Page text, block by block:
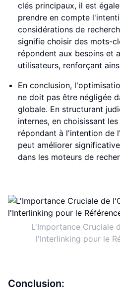
clés principaux, il est
prendre en compte
considérations de
signifie choisir des mots-
répondent aux besoins et
utilisateurs, renforçant
En conclusion,
ne doit pas être négligée
globale. En structurant
internes, en choisissant
répondant à l'intention de
peut améliorer
dans les moteurs de
L'Importance Cruciale
l'Interlinking pour le
Conclusion: